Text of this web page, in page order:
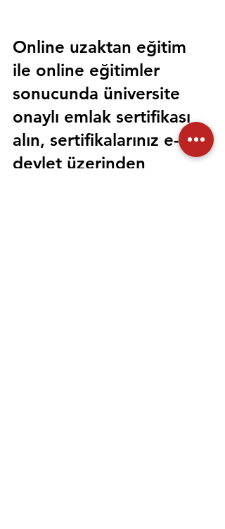
Online uzaktan eğitim
ile online eğitimler
sonucunda üniversite
onaylı emlak sertifikası
alın, sertifikalarınız e-
devlet üzerinden